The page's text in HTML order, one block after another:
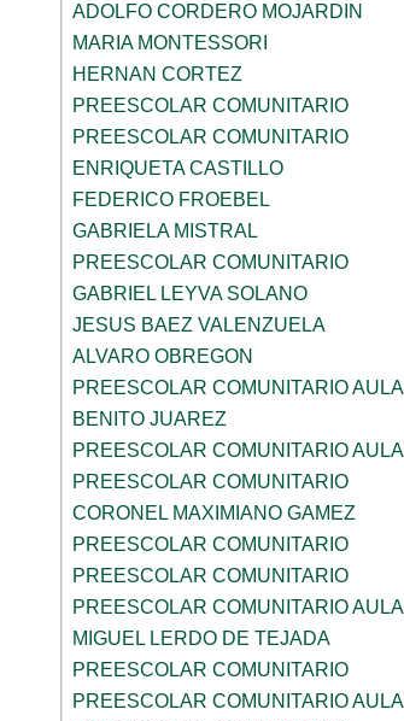
ADOLFO CORDERO MOJARDIN
MARIA MONTESSORI
HERNAN CORTEZ
PREESCOLAR COMUNITARIO
PREESCOLAR COMUNITARIO
ENRIQUETA CASTILLO
FEDERICO FROEBEL
GABRIELA MISTRAL
PREESCOLAR COMUNITARIO
GABRIEL LEYVA SOLANO
JESUS BAEZ VALENZUELA
ALVARO OBREGON
PREESCOLAR COMUNITARIO
BENITO JUAREZ
PREESCOLAR COMUNITARIO
PREESCOLAR COMUNITARIO
CORONEL MAXIMIANO GAMEZ
PREESCOLAR COMUNITARIO
PREESCOLAR COMUNITARIO
PREESCOLAR COMUNITARIO
MIGUEL LERDO DE TEJADA
PREESCOLAR COMUNITARIO
PREESCOLAR COMUNITARIO